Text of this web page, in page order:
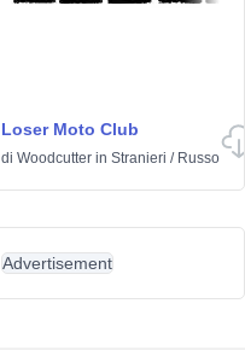
Loser Moto Club
di Woodcutter in Stranieri / Russo
Advertisement